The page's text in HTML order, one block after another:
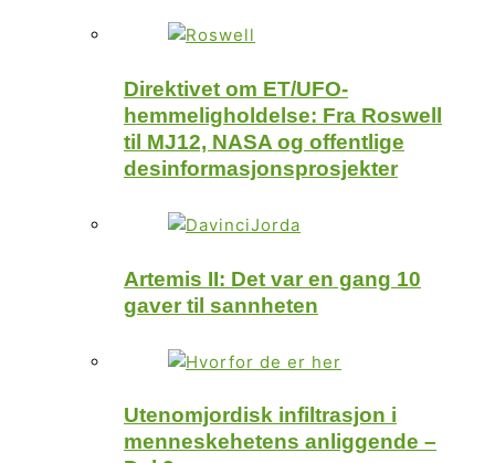
Direktivet om ET/UFO-
hemmeligholdelse: Fra Roswell
til MJ12, NASA og offentlige
desinformasjonsprosjekter
Artemis II: Det var en gang 10
gaver til sannheten
Utenomjordisk infiltrasjon i
menneskehetens anliggende –